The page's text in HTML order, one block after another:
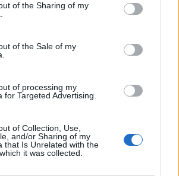
of the Sharing of my
of the Sale of my
of processing my
for Targeted Advertising.
of Collection, Use,
and/or Sharing of my
that Is Unrelated with the
it was collected.
μας δεν είναι πια ένα κράτος
οικονομικό κίνδυνο,
παράδειγμα προόδου, κάτι το
αξίζει να τονιστεί, σε αντίθεση
«αμόκ» παραπληροφόρησης
η φωτογραφία μου με τον
ότι ήταν ψεύτικη, όταν
επίσημα από το πρωτόκολλο